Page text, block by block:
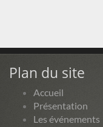
Plan du site
Accueil
Présentation
Les événements